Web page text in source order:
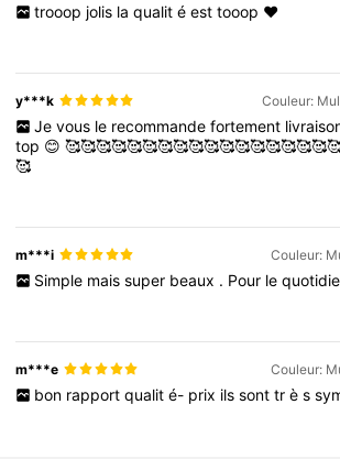
trooop jolis la qualit é est tooop ❤️
y***k Couleur:
Je vous le recommande fortement
top 😊
🥰
m***i Couleur:
Simple mais super beaux . Pour le
m***e Couleur:
bon rapport qualit é- prix ils sont tr è s